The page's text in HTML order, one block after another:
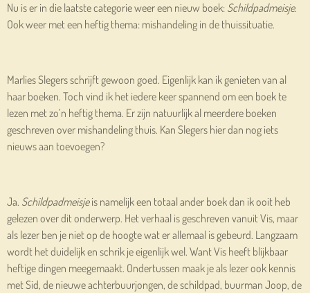
Nu is er in die laatste categorie weer een nieuw boek: Schildpadmeisje.
Ook weer met een heftig thema: mishandeling in de thuissituatie.
Marlies Slegers schrijft gewoon goed. Eigenlijk kan ik genieten van al
haar boeken. Toch vind ik het iedere keer spannend om een boek te
lezen met zo’n heftig thema. Er zijn natuurlijk al meerdere boeken
geschreven over mishandeling thuis. Kan Slegers hier dan nog iets
nieuws aan toevoegen?
Ja. Schildpadmeisjeis namelijk een totaal ander boek dan ik ooit heb
gelezen over dit onderwerp. Het verhaal is geschreven vanuit Vis, maar
als lezer ben je niet op de hoogte wat er allemaal is gebeurd. Langzaam
wordt het duidelijk en schrik je eigenlijk wel. Want Vis heeft blijkbaar
heftige dingen meegemaakt. Ondertussen maak je als lezer ook kennis
met Sid, de nieuwe achterbuurjongen, de schildpad, buurman Joop, de